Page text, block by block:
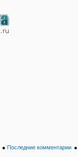
● Последние комментарии ●